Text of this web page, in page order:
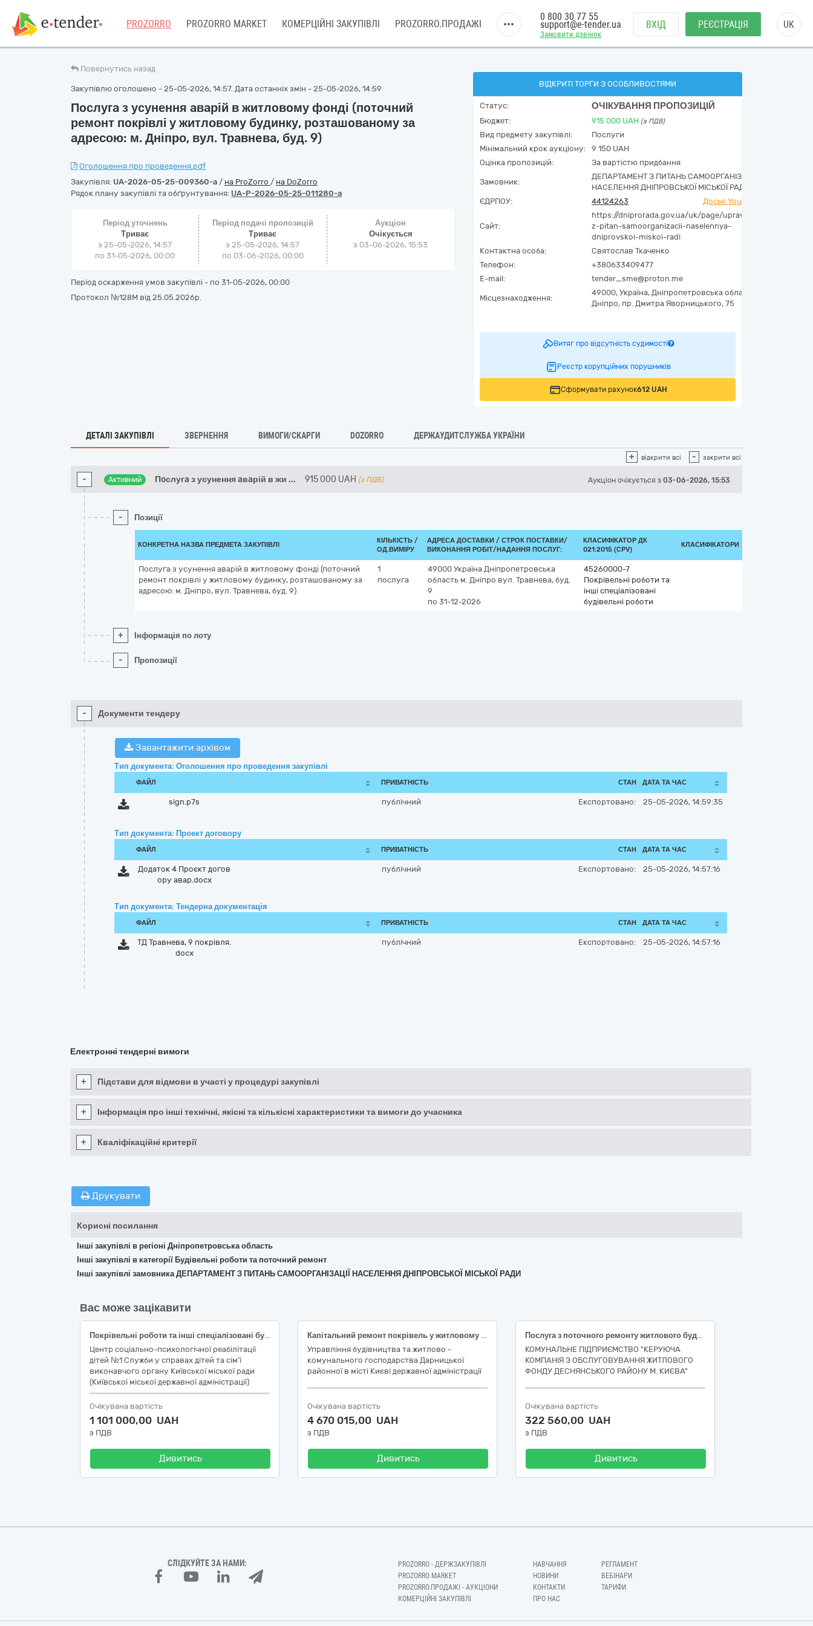
PROZORRO PROZORRO MARKET КОМЕРЦІЙНІ ЗАКУПІВЛІ PROZORRO.ПРОДАЖІ
Замовити дзвінок
0 800 30 77 55
support@e-tender.ua ВХІД РЕЄСТРАЦІЯ UK
Повернутись назад
Закупівлю оголошено - 25-05-2026, 14:57. Дата останніх змін - 25-05-2026, 14:59
Пoслугa з усунення aвaрій в житлoвoму фoнді (пoтoчний
ремонт пoкрiвлi у житловому будинку, рoзташoваному за
aдреcою: м. Дніпро, вул. Трaвнeвa, буд. 9)
Оголошення про проведення.pdf
Закупівля: UA-2026-05-25-009360-a / на ProZorro / на DoZorro
Рядок плану закупівлі та обґрунтування: UA-P-2026-05-25-011280-a
Період уточнень
Триває
з 25-05-2026, 14:57
по 31-05-2026, 00:00
Період подачі пропозицій
Триває
з 25-05-2026, 14:57
по 03-06-2026, 00:00
Аукціон
Очікується
з 03-06-2026, 15:53
Період оскарження умов закупівлі - по 31-05-2026, 00:00
Протокол №128М від 25.05.2026р.
ВІДКРИТІ ТОРГИ З ОСОБЛИВОСТЯМИ
Статус: ОЧІКУВАННЯ ПРОПОЗИЦІЙ
Бюджет: 915 000 UAH (з ПДВ)
Вид предмету закупівлі:
Послуги
Мінімальний крок аукціону:
9 150 UAH
Оцінка пропозицій:
За вартістю придбання
Замовник:
ДЕПАРТАМЕНТ З ПИТАНЬ САМООРГАНІЗАЦІЇ
НАСЕЛЕННЯ ДНІПРОВСЬКОЇ МІСЬКОЇ РАДИ
ЄДРПОУ:
44124263 Досьє YouControl
Сайт:
https://dniprorada.gov.ua/uk/page/upravlinnya-
z-pitan-samoorganizacii-naselennya-
dniprovskoi-miskoi-radi
Контактна особа:
Святослав Ткаченко
Телефон:
+380633409477
E-mail:
tender_sme@proton.me
Місцезнаходження:
49000, Україна, Дніпропетровська область,
Дніпро, пр. Дмитра Яворницького, 75
Витяг про відсутність судимості
Реєстр корупційних порушників
Сформувати рахунок612 UAH
ДЕТАЛІ ЗАКУПІВЛІ ЗВЕРНЕННЯ ВИМОГИ/СКАРГИ DOZORRO ДЕРЖАУДИТСЛУЖБА УКРАЇНИ
+ відкрити всі - закрити всі
- Активний Пoслугa з усунення aвaрій в жи ... 915 000 UAH (з ПДВ) Аукціон очікується з 03-06-2026, 15:53
- Позиції
КОНКРЕТНА НАЗВА ПРЕДМЕТА ЗАКУПІВЛІ
КІЛЬКІСТЬ /
ОД.ВИМІРУ
АДРЕСА ДОСТАВКИ / СТРОК ПОСТАВКИ/
ВИКОНАННЯ РОБІТ/НАДАННЯ ПОСЛУГ:
КЛАСИФІКАТОР ДК
021:2015 (CPV)
КЛАСИФІКАТОРИ
Пoслугa з усунення aвaрій в житлoвoму фoнді (пoтoчний
ремонт пoкрiвлi у житловому будинку, рoзташoваному за
aдреcою: м. Дніпро, вул. Трaвнeвa, буд. 9)
1
послуга
49000 Україна Дніпропетровська
область м. Дніпро вул. Трaвнeвa, буд.
9
по 31-12-2026
45260000-7
Покрівельні роботи та
інші спеціалізовані
будівельні роботи
+ Інформація по лоту
- Пропозиції
- Документи тендеру
Завантажити архівом
Тип документа: Оголошення про проведення закупівлі
ФАЙЛ ПРИВАТНІСТЬ СТАН ДАТА ТА ЧАС
sign.p7s публічний Експортовано: 25-05-2026, 14:59:35
Тип документа: Проект договору
ФАЙЛ ПРИВАТНІСТЬ СТАН ДАТА ТА ЧАС
Додаток 4 Проєкт догов
ору авар.docx
публічний Експортовано: 25-05-2026, 14:57:16
Тип документа: Тендерна документація
ФАЙЛ ПРИВАТНІСТЬ СТАН ДАТА ТА ЧАС
ТД Травнева, 9 покрівля.
docx
публічний Експортовано: 25-05-2026, 14:57:16
Електронні тендерні вимоги
+ Підстави для відмови в участі у процедурі закупівлі
+ Інформація про інші технічні, якісні та кількісні характеристики та вимоги до учасника
+ Кваліфікаційні критерії
Друкувати
Корисні посилання
Інші закупівлі в регіоні Дніпропетровська область
Інші закупівлі в категорії Будівельні роботи та поточний ремонт
Інші закупівлі замовника ДЕПАРТАМЕНТ З ПИТАНЬ САМООРГАНІЗАЦІЇ НАСЕЛЕННЯ ДНІПРОВСЬКОЇ МІСЬКОЇ РАДИ
Вас може зацікавити
Покрівельні роботи та інші спеціалізовані будівельні роботи (Капітальний ремонт покрівлі будівлі)
Центр соціально-психологічної реабілітації
дітей №1 Служби у справах дітей та сім'ї
виконавчого органу Київської міської ради
(Київської міської державної адміністрації)
Очікувана вартість
1 101 000,00 UAH
з ПДВ
Дивитись
Капітальний ремонт покрівель у житловому будинку за адресою вул. Бориспільська, 12-Б Дарницького району м. Києва» (реалізація проектів (заходів) з енергозаощадження житлового фонду) (за ДК 021:2015: 45260000-7 – Покрівельні роботи та інші спеціалізовані будівельні роботи)
Управління будівництва та житлово -
комунального господарства Дарницької
районної в місті Києві державної адміністрації
Очікувана вартість
4 670 015,00 UAH
з ПДВ
Дивитись
Послуга з поточного ремонту житлового будинку (об’єкту) за адресою: вулиця Костянтина Данькевича, 17, покрівельні роботи, у Деснянському районі м. Києва, за ДК 021:2015 (CPV): 45260000-7 Покрівельні роботи та інші спеціалізовані будівельні роботи.
КОМУНАЛЬНЕ ПІДПРИЄМСТВО "КЕРУЮЧА
КОМПАНІЯ З ОБСЛУГОВУВАННЯ ЖИТЛОВОГО
ФОНДУ ДЕСНЯНСЬКОГО РАЙОНУ М. КИЄВА"
Очікувана вартість
322 560,00 UAH
з ПДВ
Дивитись
СЛІДКУЙТЕ ЗА НАМИ:
PROZORRO - ДЕРЖЗАКУПІВЛІ
PROZORRO MARKET
PROZORRO.ПРОДАЖІ - АУКЦІОНИ
КОМЕРЦІЙНІ ЗАКУПІВЛІ
НАВЧАННЯ
НОВИНИ
КОНТАКТИ
ПРО НАС
РЕГЛАМЕНТ
ВЕБІНАРИ
ТАРИФИ